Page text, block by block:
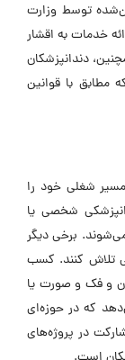
توسط وزارت
خدمات به اقشار
دندانپزشکان
با قوانین
مسیر شغلی خود را
شخصی یا
می‌شوند. برخی دیگر
تلاش کنند. کسب
و فک و صورت یا
که در حوزه‌ای
در پروژه‌های